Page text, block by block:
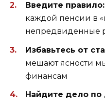
Введите правило:
каждой пенсии в
непредвиденные
Избавьтесь от
мешают ясности
финансам
Найдите дело по